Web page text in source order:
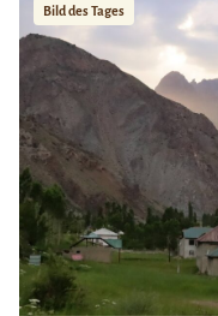
Bild des Tages